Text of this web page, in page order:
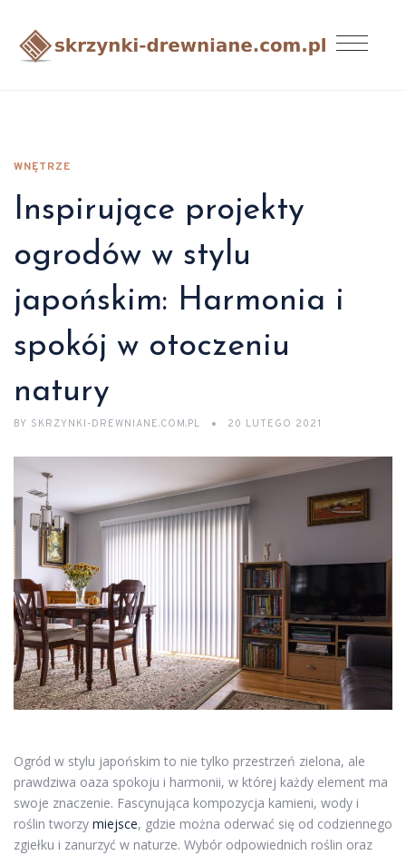
WNĘTRZE
Inspirujące projekty
ogrodów w stylu
japońskim: Harmonia i
spokój w otoczeniu
natury
BY SKRZYNKI-DREWNIANE.COM.PL 20 LUTEGO 2021
Ogród w stylu japońskim to nie tylko przestrzeń zielona, ale
prawdziwa oaza spokoju i harmonii, w której każdy element ma
swoje znaczenie. Fascynująca kompozycja kamieni, wody i
roślin tworzy miejsce, gdzie można oderwać się od codziennego
zgiełku i zanurzyć w naturze. Wybór odpowiednich roślin oraz